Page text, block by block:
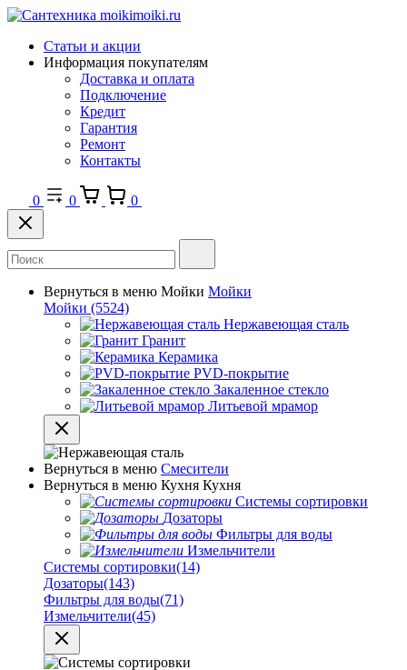
Статьи и акции
Информация покупателям
Доставка и оплата
Подключение
Кредит
Гарантия
Ремонт
Контакты
0 0 0
Вернуться в меню Мойки Мойки
Мойки (5524)
Нержавеющая сталь
Гранит
Керамика
PVD-покрытие
Закаленное стекло
Литьевой мрамор
Вернуться в меню Смесители
Вернуться в меню Кухня Кухня
Системы сортировки
Дозаторы
Фильтры для воды
Измельчители
Системы сортировки(14)
Дозаторы(143)
Фильтры для воды(71)
Измельчители(45)